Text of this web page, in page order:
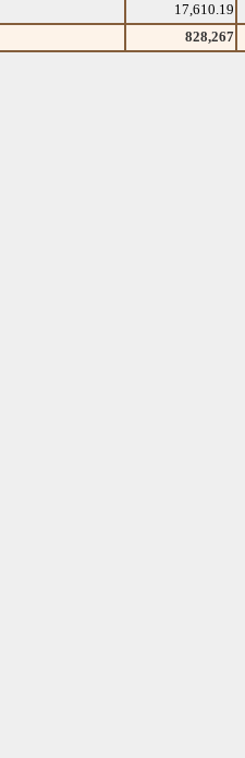
17,610.19
828,267